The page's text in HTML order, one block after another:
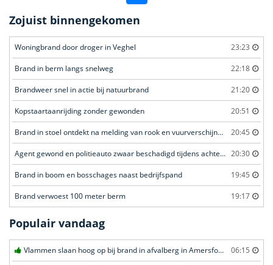
Zojuist binnengekomen
Woningbrand door droger in Veghel 23:23
Brand in berm langs snelweg 22:18
Brandweer snel in actie bij natuurbrand 21:20
Kopstaartaanrijding zonder gewonden 20:51
Brand in stoel ontdekt na melding van rook en vuurverschijnselen in portiekflat 20:45
Agent gewond en politieauto zwaar beschadigd tijdens achtervolging 20:30
Brand in boom en bosschages naast bedrijfspand 19:45
Brand verwoest 100 meter berm 19:17
Populair vandaag
Vlammen slaan hoog op bij brand in afvalberg in Amersfoort 06:15